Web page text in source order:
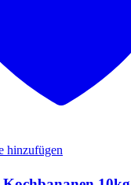
hinzufügen